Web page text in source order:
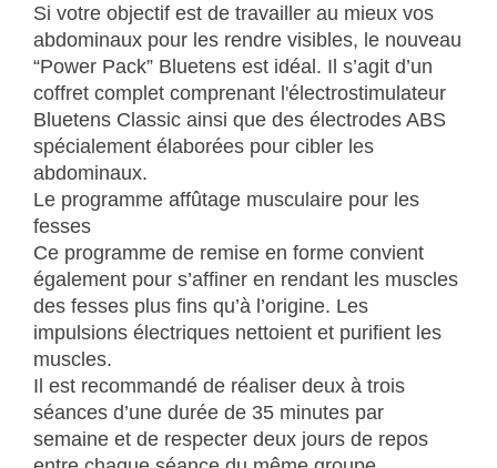
Si votre objectif est de travailler au mieux vos
abdominaux pour les rendre visibles, le nouveau
“Power Pack” Bluetens est idéal. Il s’agit d’un
coffret complet comprenant l'électrostimulateur
Bluetens Classic ainsi que des électrodes ABS
spécialement élaborées pour cibler les
abdominaux.
Le programme affûtage musculaire pour les
fesses
Ce programme de remise en forme convient
également pour s’affiner en rendant les muscles
des fesses plus fins qu’à l’origine. Les
impulsions électriques nettoient et purifient les
muscles.
Il est recommandé de réaliser deux à trois
séances d’une durée de 35 minutes par
semaine et de respecter deux jours de repos